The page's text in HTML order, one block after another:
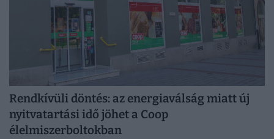
Rendkívüli döntés: az energiaválság miatt új
nyitvatartási idő jöhet a Coop
élelmiszerboltokban